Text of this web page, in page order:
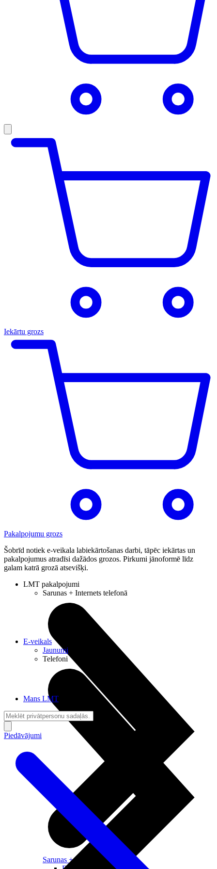
Iekārtu grozs
Pakalpojumu grozs
Šobrīd notiek e-veikala labiekārtošanas darbi, tāpēc iekārtas un
pakalpojumus atradīsi dažādos grozos. Pirkumi jānoformē līdz
galam katrā grozā atsevišķi.
LMT pakalpojumi
Sarunas + Internets telefonā
Sarunas + Internets
E-veikals
Jaunumi
Telefoni
Mans LMT
Piedāvājumi